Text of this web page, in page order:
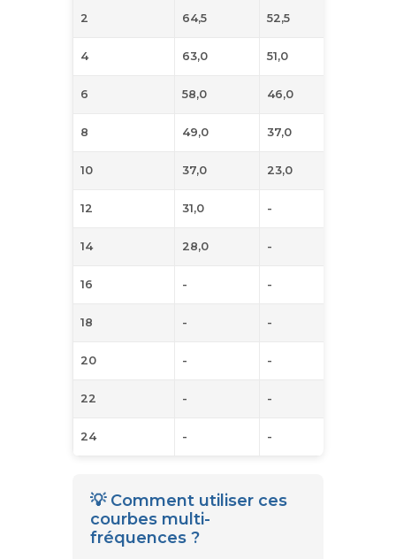
2 64,5 52,5
4 63,0 51,0
6 58,0 46,0
8 49,0 37,0
10 37,0 23,0
12 31,0 -
14 28,0 -
16 - -
18 - -
20 - -
22 - -
24 - -
💡 Comment utiliser ces
courbes multi-
fréquences ?